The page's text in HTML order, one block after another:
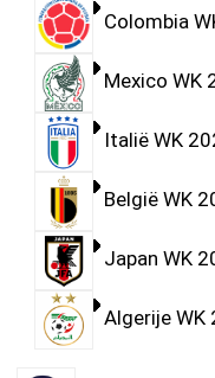
Colombia
Mexico WK
Italië WK
België WK
Japan WK
Algerije